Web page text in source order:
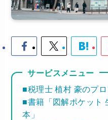
サービスメニュー
■税理士 植村 豪のプ
■書籍「図解ポケット
本」